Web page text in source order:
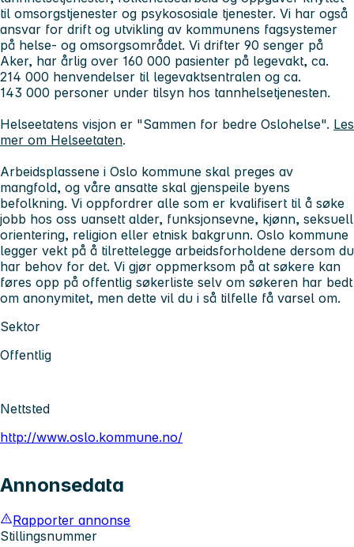
til omsorgstjenester og psykososiale tjenester. Vi har også
ansvar for drift og utvikling av kommunens fagsystemer
på helse- og omsorgsområdet. Vi drifter 90 senger på
Aker, har årlig over 160 000 pasienter på legevakt, ca.
214 000 henvendelser til legevaktsentralen og ca.
143 000 personer under tilsyn hos tannhelsetjenesten.
Helseetatens visjon er "Sammen for bedre Oslohelse". Les
mer om Helseetaten.
Arbeidsplassene i Oslo kommune skal preges av
mangfold, og våre ansatte skal gjenspeile byens
befolkning. Vi oppfordrer alle som er kvalifisert til å søke
jobb hos oss uansett alder, funksjonsevne, kjønn, seksuell
orientering, religion eller etnisk bakgrunn. Oslo kommune
legger vekt på å tilrettelegge arbeidsforholdene dersom du
har behov for det. Vi gjør oppmerksom på at søkere kan
føres opp på offentlig søkerliste selv om søkeren har bedt
om anonymitet, men dette vil du i så tilfelle få varsel om.
Sektor
Offentlig
Nettsted
http://www.oslo.kommune.no/
Annonsedata
Rapporter annonse
Stillingsnummer